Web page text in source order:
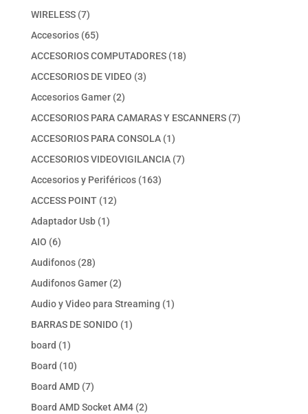
WIRELESS 77
productos
Accesorios 6565
productos
ACCESORIOS COMPUTADORES 1818
ACCESORIOS DE VIDEO 33
Accesorios Gamer 22
productos
ACCESORIOS PARA CAMARAS Y ESCANNERS 77
ACCESORIOS PARA CONSOLA 11
producto
ACCESORIOS VIDEOVIGILANCIA 77
Accesorios y Periféricos 163163
ACCESS POINT 1212
Adaptador Usb 11
AIO 66
productos
Audifonos 2828
productos
Audifonos Gamer 22
productos
Audio y Video para Streaming 11
BARRAS DE SONIDO 11
board 11
producto
Board 1010
productos
Board AMD 77
productos
Board AMD Socket AM4 22